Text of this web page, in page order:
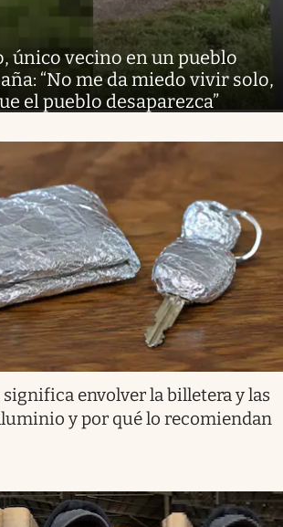
único vecino en un pueblo
“No me da miedo vivir solo,
el pueblo desaparezca”
significa envolver la billetera y las
y por qué lo recomiendan